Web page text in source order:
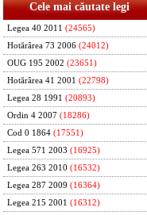
Cele mai căutate legi
Legea 40 2011 (24565)
Hotărârea 73 2006 (24012)
OUG 195 2002 (23651)
Hotărârea 41 2001 (22798)
Legea 28 1991 (20893)
Ordin 4 2007 (18286)
Cod 0 1864 (17551)
Legea 571 2003 (16925)
Legea 263 2010 (16532)
Legea 287 2009 (16364)
Legea 215 2001 (16312)